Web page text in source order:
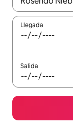
Llegada
Salida